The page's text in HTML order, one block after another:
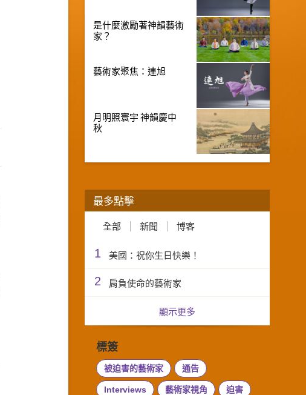
是什麼激勵著神韻藝術
家？
藝術家聚焦：連旭
月明照寰宇 神韻慶中
秋
最多點擊
全部 新聞 博客
1 美國：祝你生日快樂！
2 肩負使命的藝術家
顯示更多
標簽
被迫害的藝術家 通告
Interviews 藝術家視角 迫害